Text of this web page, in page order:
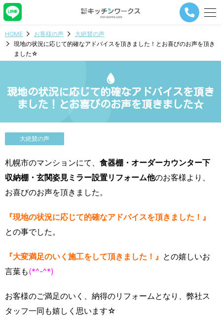
メ
ー
ビ
シ
ョ
タ
HOME お客様の声
大絶賛の声
現地の状況に応じて的確なアドバイスを頂きました！とお喜びのお声を頂き
ました☆
現地の状況に応じて的確なアドバイスを頂き
ました！とお喜びのお声を頂きました☆
大絶賛の声
札幌市のマンションにて、 食器棚・オーダーカウンター下
収納棚・玄関姿見ミラー設置リフォーム他のお客様より、
お喜びのお声を頂きました。
『現地の状況に応じて的確なアドバイスを頂きました！』
との事でした。
『大変満足のいく施工をして頂きました！』 との嬉しいお
言葉も(*^-^*)
お客様のご満足のいく、納得のリフォームとなり、弊社ス
タッフ一同も嬉しく思います☆